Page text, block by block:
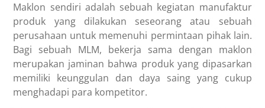
Maklon sendiri adalah sebuah kegiatan manufaktur
produk yang dilakukan seseorang atau sebuah
perusahaan untuk memenuhi permintaan pihak lain.
Bagi sebuah MLM, bekerja sama dengan maklon
merupakan jaminan bahwa produk yang dipasarkan
memiliki keunggulan dan daya saing yang cukup
menghadapi para kompetitor.